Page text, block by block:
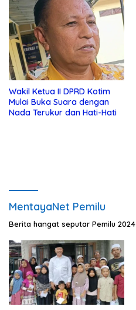
Wakil Ketua II DPRD Kotim
Mulai Buka Suara dengan
Nada Terukur dan Hati-Hati
MentayaNet Pemilu
Berita hangat seputar Pemilu 2024